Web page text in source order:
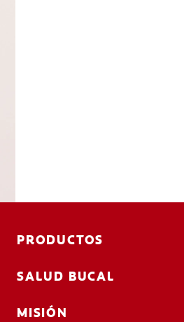
PRODUCTOS
SALUD BUCAL
MISIÓN